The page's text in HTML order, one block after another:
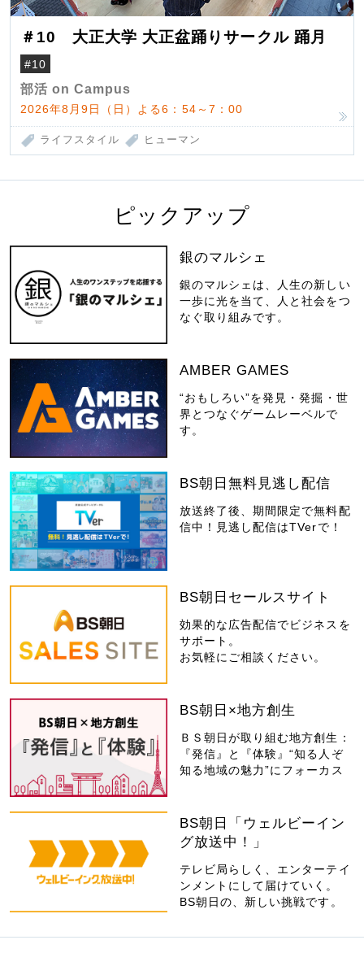
＃10 大正大学 大正盆踊りサークル 踊月
#10
部活 on Campus
2026年8月9日（日）よる6：54～7：00
ライフスタイル ヒューマン
ピックアップ
銀のマルシェ
銀のマルシェは、人生の新しい
一歩に光を当て、人と社会をつ
なぐ取り組みです。
AMBER GAMES
“おもしろい”を発見・発掘・世
界とつなぐゲームレーベルで
す。
BS朝日無料見逃し配信
放送終了後、期間限定で無料配
信中！見逃し配信はTVerで！
BS朝日セールスサイト
効果的な広告配信でビジネスを
サポート。
お気軽にご相談ください。
BS朝日×地方創生
ＢＳ朝日が取り組む地方創生：
『発信』と『体験』“知る人ぞ
知る地域の魅力”にフォーカス
BS朝日「ウェルビーイン
グ放送中！」
テレビ局らしく、エンターテイ
ンメントにして届けていく。
BS朝日の、新しい挑戦です。